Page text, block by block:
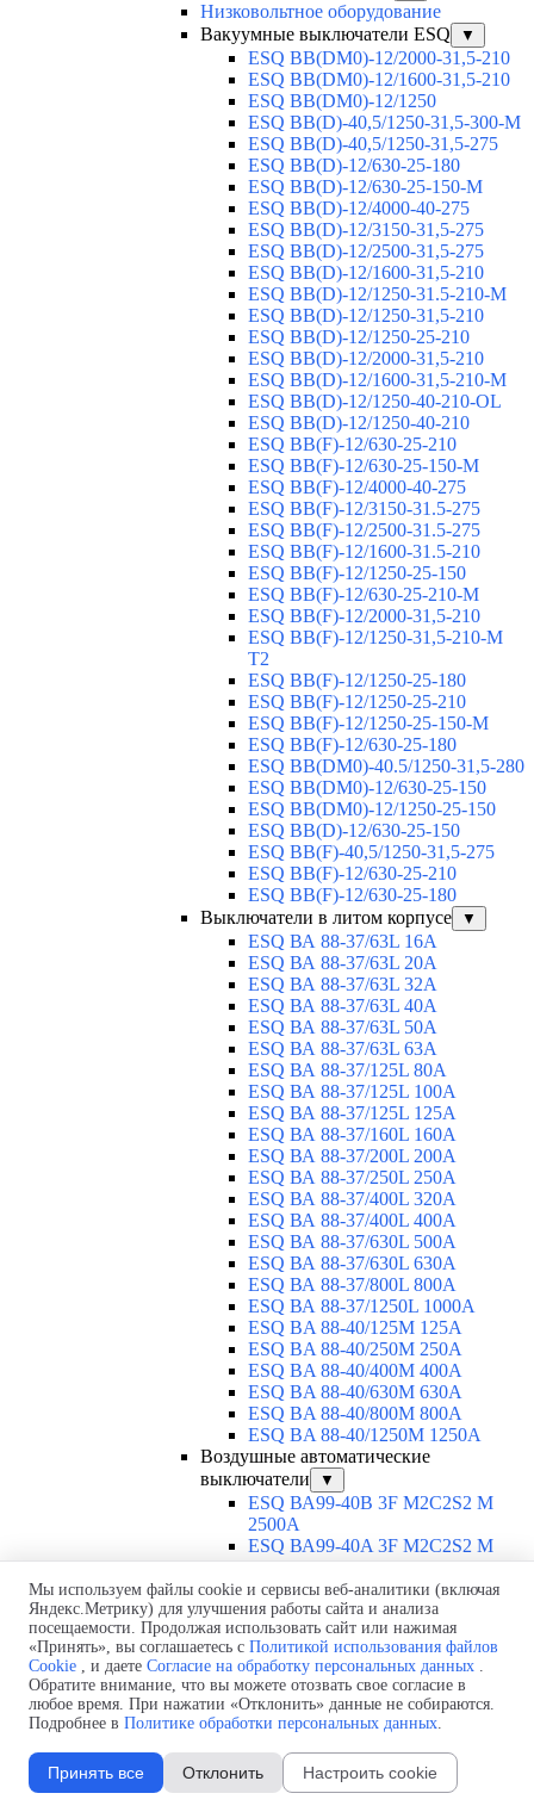
Низковольтное оборудование
Вакуумные выключатели ESQ
▼
ESQ ВВ(DM0)-12/2000-31,5-210
ESQ ВВ(DM0)-12/1600-31,5-210
ESQ ВВ(DM0)-12/1250
ESQ ВВ(D)-40,5/1250-31,5-300-М
ESQ ВВ(D)-40,5/1250-31,5-275
ESQ ВВ(D)-12/630-25-180
ESQ ВВ(D)-12/630-25-150-М
ESQ ВВ(D)-12/4000-40-275
ESQ ВВ(D)-12/3150-31,5-275
ESQ ВВ(D)-12/2500-31,5-275
ESQ ВВ(D)-12/1600-31,5-210
ESQ ВВ(D)-12/1250-31.5-210-М
ESQ ВВ(D)-12/1250-31,5-210
ESQ ВВ(D)-12/1250-25-210
ESQ BB(D)-12/2000-31,5-210
ESQ BB(D)-12/1600-31,5-210-М
ESQ BB(D)-12/1250-40-210-OL
ESQ BB(D)-12/1250-40-210
ESQ ВВ(F)-12/630-25-210
ESQ ВВ(F)-12/630-25-150-М
ESQ ВВ(F)-12/4000-40-275
ESQ ВВ(F)-12/3150-31.5-275
ESQ ВВ(F)-12/2500-31.5-275
ESQ ВВ(F)-12/1600-31.5-210
ESQ ВВ(F)-12/1250-25-150
ESQ BB(F)-12/630-25-210-М
ESQ BB(F)-12/2000-31,5-210
ESQ BB(F)-12/1250-31,5-210-М
T2
ESQ BB(F)-12/1250-25-180
ESQ ВВ(F)-12/1250-25-210
ESQ ВВ(F)-12/1250-25-150-М
ESQ BB(F)-12/630-25-180
ESQ ВВ(DM0)-40.5/1250-31,5-280
ESQ ВВ(DM0)-12/630-25-150
ESQ ВВ(DM0)-12/1250-25-150
ESQ BB(D)-12/630-25-150
ESQ ВВ(F)-40,5/1250-31,5-275
ESQ ВВ(F)-12/630-25-210
ESQ ВВ(F)-12/630-25-180
Выключатели в литом корпусе
▼
ESQ ВА 88-37/63L 16A
ESQ ВА 88-37/63L 20A
ESQ ВА 88-37/63L 32A
ESQ ВА 88-37/63L 40A
ESQ ВА 88-37/63L 50A
ESQ ВА 88-37/63L 63A
ESQ ВА 88-37/125L 80A
ESQ ВА 88-37/125L 100A
ESQ ВА 88-37/125L 125A
ESQ ВА 88-37/160L 160A
ESQ ВА 88-37/200L 200A
ESQ ВА 88-37/250L 250A
ESQ ВА 88-37/400L 320A
ESQ ВА 88-37/400L 400A
ESQ ВА 88-37/630L 500A
ESQ ВА 88-37/630L 630A
ESQ ВА 88-37/800L 800A
ESQ ВА 88-37/1250L 1000A
ESQ BA 88-40/125M 125A
ESQ BA 88-40/250M 250A
ESQ BA 88-40/400M 400A
ESQ BA 88-40/630М 630A
ESQ BA 88-40/800M 800A
ESQ BA 88-40/1250М 1250A
Воздушные автоматические
выключатели
▼
ESQ ВА99-40B 3F M2C2S2 M
2500A
ESQ ВА99-40A 3F M2C2S2 М
800A
ESQ ВА99-40A 3F M2C2S2 М
630A
ESQ ВА99-40A 3F M2C2S2 М
2000A
ESQ ВА99-40A 3F M2C2S2 М
1600A
ESQ ВА99-40A 3F M2C2S2 М
ESQ ВА99-40A 3F M2C2S2 М
1000A
Мы используем файлы cookie и сервисы веб-аналитики (включая
Яндекс.Метрику) для улучшения работы сайта и анализа
посещаемости. Продолжая использовать сайт или нажимая
«Принять», вы соглашаетесь с Политикой использования файлов
Cookie , и даете Согласие на обработку персональных данных .
Обратите внимание, что вы можете отозвать свое согласие в
любое время. При нажатии «Отклонить» данные не собираются.
Подробнее в Политике обработки персональных данных.
Принять все Отклонить Настроить cookie